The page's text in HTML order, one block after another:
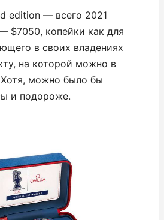
edition — всего 2021
$7050, копейки как для
в своих владениях
на которой можно в
Хотя, можно было бы
и подороже.